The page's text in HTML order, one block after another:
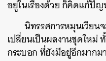
อยู่ในเรื่องด้วย ก็คิดแก้ปัญ
นิทรรศการหมุนเวียน
เปลี่ยนเป็นผลงานชุดใหม่
กระบอก ที่ยังมีอยู่อีกมากม